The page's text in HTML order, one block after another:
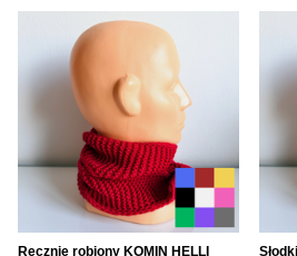
Ręcznie robiony KOMIN HELLI